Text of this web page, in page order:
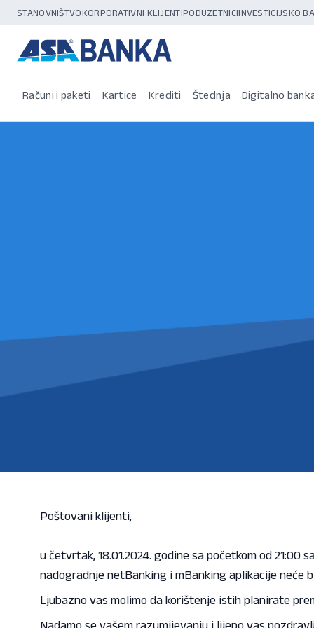
STANOVNIŠTVOKORPORATIVNI KLIJENTIPODUZETNICIINVESTICIJSKO
Računi i paketi Kartice Krediti Štednja Digitalno
Poštovani klijenti,
u četvrtak, 18.01.2024. godine sa početkom od
nadogradnje netBanking i mBanking aplikacije neće
Ljubazno vas molimo da korištenje istih planirate
Nadamo se vašem razumijevanju i lijepo vas